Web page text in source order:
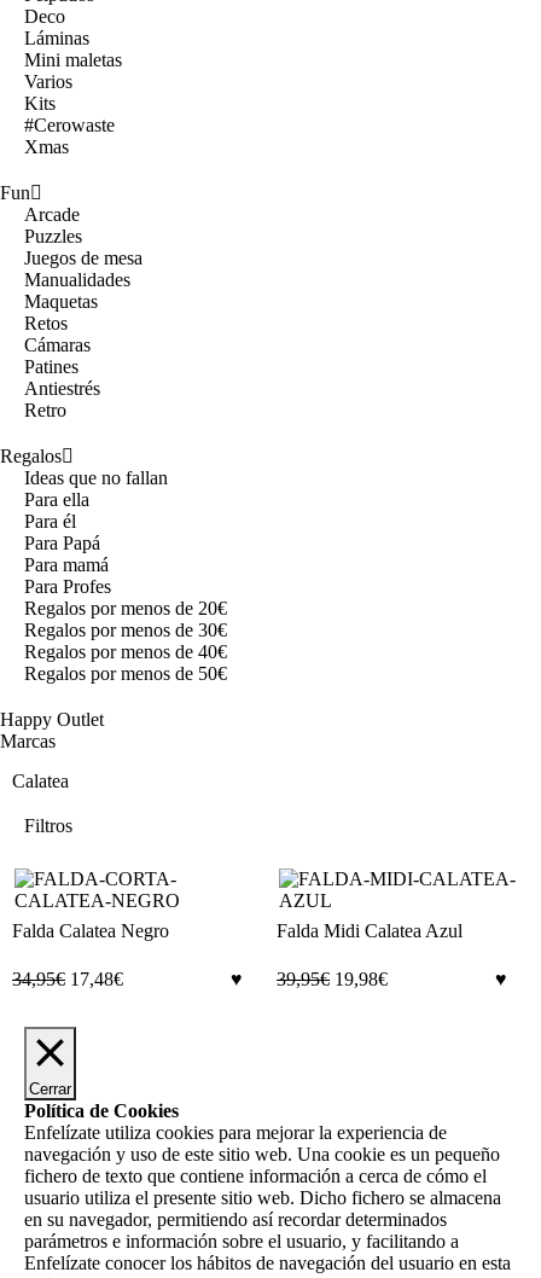
Deco
Láminas
Mini maletas
Varios
Kits
#Cerowaste
Xmas
Fun
Arcade
Puzzles
Juegos de mesa
Manualidades
Maquetas
Retos
Cámaras
Patines
Antiestrés
Retro
Regalos
Ideas que no fallan
Para ella
Para él
Para Papá
Para mamá
Para Profes
Regalos por menos de 20€
Regalos por menos de 30€
Regalos por menos de 40€
Regalos por menos de 50€
Happy Outlet
Marcas
Calatea
Filtros
Falda Calatea Negro
34,95€ 17,48€
Falda Midi Calatea Azul
39,95€ 19,98€
Cerrar
Política de Cookies
Enfelízate utiliza cookies para mejorar la experiencia de
navegación y uso de este sitio web. Una cookie es un pequeño
fichero de texto que contiene información a cerca de cómo el
usuario utiliza el presente sitio web. Dicho fichero se almacena
en su navegador, permitiendo así recordar determinados
parámetros e información sobre el usuario, y facilitando a
Enfelízate conocer los hábitos de navegación del usuario en esta